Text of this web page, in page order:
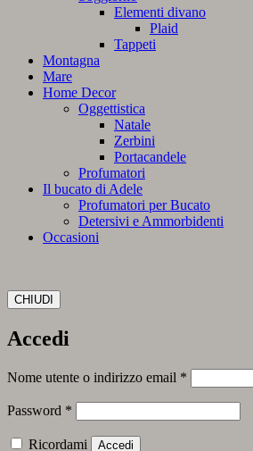
Elementi divano
Plaid
Tappeti
Montagna
Mare
Home Decor
Oggettistica
Natale
Zerbini
Portacandele
Profumatori
Il bucato di Adele
Profumatori per Bucato
Detersivi e Ammorbidenti
Occasioni
CHIUDI
Accedi
Nome utente o indirizzo email *
Password *
Ricordami Accedi